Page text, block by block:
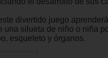
divertido juego
una silueta de niño o niña
esqueleto y órganos.